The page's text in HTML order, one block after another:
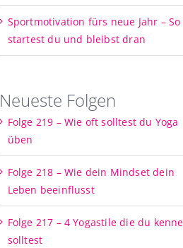
Sportmotivation fürs neue Jahr – So
startest du und bleibst dran
Neueste Folgen
Folge 219 – Wie oft solltest du Yoga
üben
Folge 218 – Wie dein Mindset dein
Leben beeinflusst
Folge 217 – 4 Yogastile die du
solltest